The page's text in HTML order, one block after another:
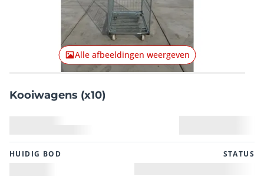
Alle afbeeldingen weergeven
Kooiwagens (x10)
HUIDIG ​​BOD STATUS